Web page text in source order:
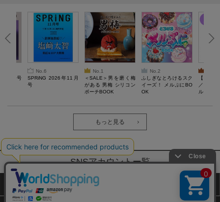
10月号
No.6
SPRiNG 2026年11月
号
No.1
＜SALE＞男を磨く梅
がある 男梅 シリコン
ポーチBOOK
No.2
ふしぎなとろけるスク
イーズ！ メルぷにBO
OK
【
／Lサ
ル）【
労回復ウ
もっと見る
SNSアカウントー覧
サイトマップ